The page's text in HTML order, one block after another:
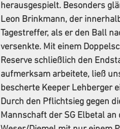
herausgespielt. Besonders
Leon Brinkmann, der
Tagestreffer, als er den Ball
versenkte. Mit einem
Reserve schließlich den
aufmerksam arbeitete, ließ
bescherte Keeper Lehberger
Durch den Pflichtsieg gegen
Mannschaft der SG Elbetal